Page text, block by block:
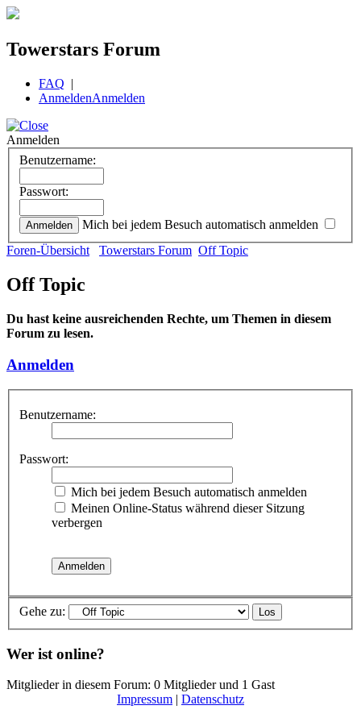
Towerstars Forum
FAQ |
AnmeldenAnmelden
Anmelden
Benutzername:
Passwort:
Mich bei jedem Besuch automatisch anmelden
Foren-Übersicht
Towerstars Forum Off Topic
Off Topic
Du hast keine ausreichenden Rechte, um Themen in diesem
Forum zu lesen.
Anmelden
Benutzername:
Passwort:
Mich bei jedem Besuch automatisch anmelden
Meinen Online-Status während dieser Sitzung
verbergen
Gehe zu:
Wer ist online?
Mitglieder in diesem Forum: 0 Mitglieder und 1 Gast
Impressum | Datenschutz